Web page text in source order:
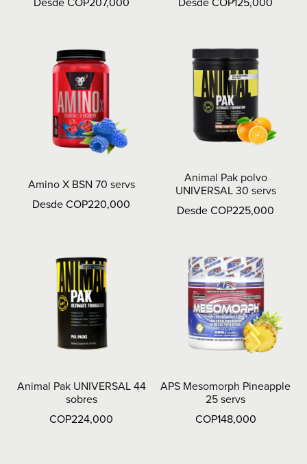
Amino X BSN 70 servs
Desde COP220,000
Animal Pak polvo
UNIVERSAL 30 servs
Desde COP225,000
Animal Pak UNIVERSAL 44
sobres
COP224,000
APS Mesomorph Pineapple
25 servs
COP148,000